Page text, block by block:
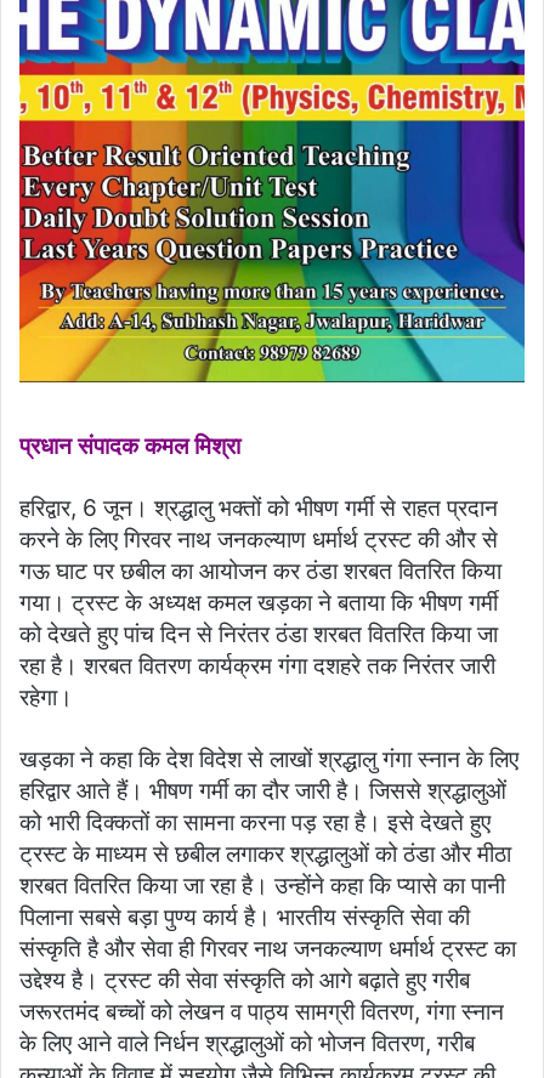
प्रधान संपादक कमल मिश्रा
हरिद्वार, 6 जून। श्रद्धालु भक्तों को भीषण गर्मी से राहत प्रदान
करने के लिए गिरवर नाथ जनकल्याण धर्मार्थ ट्रस्ट की और से
गऊ घाट पर छबील का आयोजन कर ठंडा शरबत वितरित किया
गया। ट्रस्ट के अध्यक्ष कमल खड़का ने बताया कि भीषण गर्मी
को देखते हुए पांच दिन से निरंतर ठंडा शरबत वितरित किया जा
रहा है। शरबत वितरण कार्यक्रम गंगा दशहरे तक निरंतर जारी
रहेगा।
खड़का ने कहा कि देश विदेश से लाखों श्रद्धालु गंगा स्नान के लिए
हरिद्वार आते हैं। भीषण गर्मी का दौर जारी है। जिससे श्रद्धालुओं
को भारी दिक्कतों का सामना करना पड़ रहा है। इसे देखते हुए
ट्रस्ट के माध्यम से छबील लगाकर श्रद्धालुओं को ठंडा और मीठा
शरबत वितरित किया जा रहा है। उन्होंने कहा कि प्यासे का पानी
पिलाना सबसे बड़ा पुण्य कार्य है। भारतीय संस्कृति सेवा की
संस्कृति है और सेवा ही गिरवर नाथ जनकल्याण धर्मार्थ ट्रस्ट का
उद्देश्य है। ट्रस्ट की सेवा संस्कृति को आगे बढ़ाते हुए गरीब
जरूरतमंद बच्चों को लेखन व पाठ्य सामग्री वितरण, गंगा स्नान
के लिए आने वाले निर्धन श्रद्धालुओं को भोजन वितरण, गरीब